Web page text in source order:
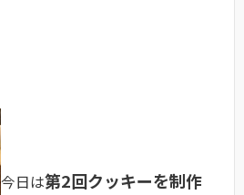
今日は第2回クッキーを制作